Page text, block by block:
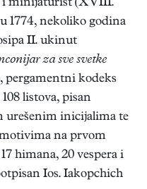
i minijaturist (XVIII.
1774, nekoliko godina
II. ukinut
za sve svetke
pergamentni kodeks
listova, pisan
urešenim inicijalima te
na prvom
himana, 20 vespera i
Ios. Iakopchich